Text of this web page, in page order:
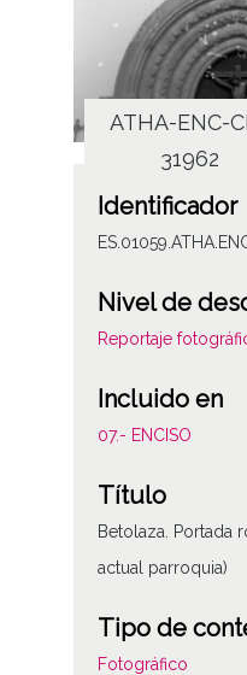
ATHA-ENC-
31962
Identificador
Nivel de
Reportaje
Incluido en
07.- ENCISO
Título
Betolaza. Portada
actual parroquia)
Tipo de
Fotográfico